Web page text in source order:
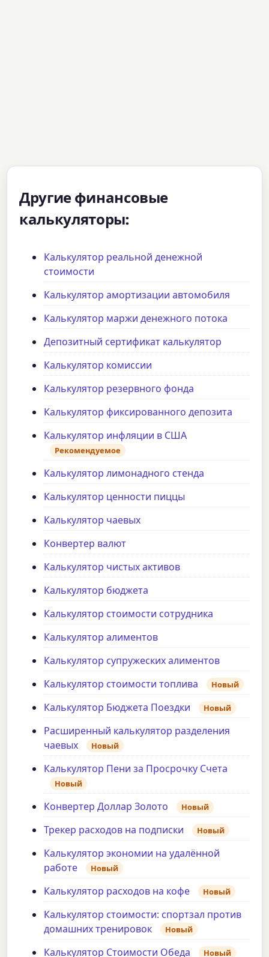
Другие финансовые
калькуляторы:
Калькулятор реальной денежной
стоимости
Калькулятор амортизации автомобиля
Калькулятор маржи денежного потока
Депозитный сертификат калькулятор
Калькулятор комиссии
Калькулятор резервного фонда
Калькулятор фиксированного депозита
Калькулятор инфляции в США
Рекомендуемое
Калькулятор лимонадного стенда
Калькулятор ценности пиццы
Калькулятор чаевых
Конвертер валют
Калькулятор чистых активов
Калькулятор бюджета
Калькулятор стоимости сотрудника
Калькулятор алиментов
Калькулятор супружеских алиментов
Калькулятор стоимости топлива
Новый
Калькулятор Бюджета Поездки Новый
Расширенный калькулятор разделения
чаевых
Новый
Калькулятор Пени за Просрочку Счета
Новый
Конвертер Доллар Золото Новый
Трекер расходов на подписки Новый
Калькулятор экономии на удалённой
работе
Новый
Калькулятор расходов на кофе Новый
Калькулятор стоимости: спортзал против
домашних тренировок
Новый
Калькулятор Стоимости Обеда Новый